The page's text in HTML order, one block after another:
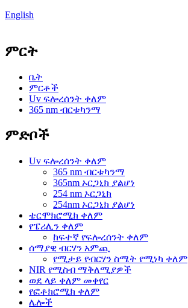
English
ምርት
ቤት
ምርቶች
Uv ፍሎረሰንት ቀለም
365 nm ብርቱካንማ
ምድቦች
Uv ፍሎረሰንት ቀለም
365 nm ብርቱካንማ
365nm ኦርጋኒክ ያልሆነ
254 nm ኦርጋኒክ
254nm ኦርጋኒክ ያልሆነ
ቴርሞክሮሚክ ቀለም
የፔሪሊን ቀለም
ከፍተኛ የፍሎረሰንት ቀለም
ሰማያዊ ብርሃን አምጪ
የሚታይ የብርሃን ስሜት የሚነካ ቀለም
NIR የሚስብ ማቅለሚያዎች
ወደ ላይ ቀለም መቀየር
የፎቶክሮሚክ ቀለም
ሌሎች